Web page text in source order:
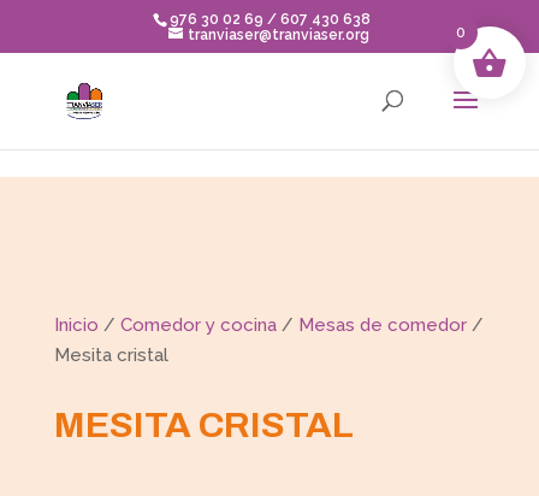
976 30 02 69 / 607 430 638
tranviaser@tranviaser.org
Inicio / Comedor y cocina/ Mesas de comedor/
Mesita cristal
MESITA CRISTAL
0